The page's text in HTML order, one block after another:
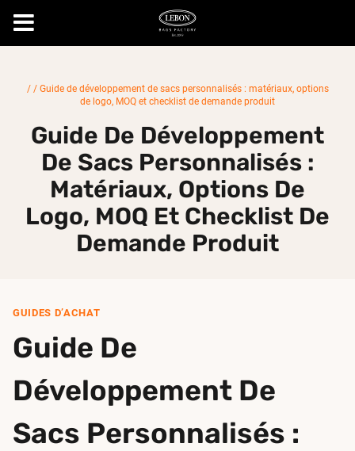
/ / Guide de développement de sacs personnalisés : matériaux, options
de logo, MOQ et checklist de demande produit
Guide De Développement
De Sacs Personnalisés :
Matériaux, Options De
Logo, MOQ Et Checklist De
Demande Produit
GUIDES D’ACHAT
Guide De
Développement De
Sacs Personnalisés :